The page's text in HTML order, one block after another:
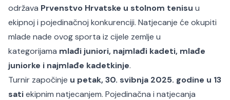
održava Prvenstvo Hrvatske u stolnom tenisu u
ekipnoj i pojedinačnoj konkurenciji. Natjecanje će okupiti
mlade nade ovog sporta iz cijele zemlje u
kategorijama mlađi juniori, najmlađi kadeti, mlađe
juniorke i najmlađe kadetkinje.
Turnir započinje u petak, 30. svibnja 2025. godine u 13
satiekipnim natjecanjem. Pojedinačna i natjecanja